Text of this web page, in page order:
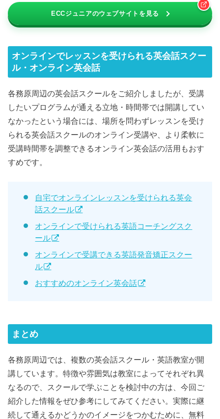
ECCジュニアのウェブサイトを見る
オンラインでレッスンを受けられる英会話スクー
ル・オンライン英会話
各務原周辺の英会話スクールをご紹介しましたが、受講
したいプログラムが通える立地・時間帯では開講してい
なかったという場合には、場所を問わずレッスンを受け
られる英会話スクールのオンライン受講や、より柔軟に
受講時間帯を調整できるオンライン英会話の活用もおす
すめです。
自宅でオンラインレッスンを受けられる英会
話スクール
オンラインで受けられる英語コーチングスク
ール
オンラインで受講できる英語発音矯正スクー
ル
おすすめのオンライン英会話
まとめ
各務原周辺では、複数の英会話スクール・英語教室が開
講しています。特徴や雰囲気は教室によってそれぞれ異
なるので、スクールで学ぶことを検討中の方は、今回ご
紹介した情報をぜひ参考にしてみてください。実際に継
続して通えるかどうかのイメージをつかむために、無料